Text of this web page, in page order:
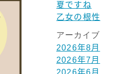
夏ですね
乙女の根性
アーカイブ
2026年8月
2026年7月
2026年6月